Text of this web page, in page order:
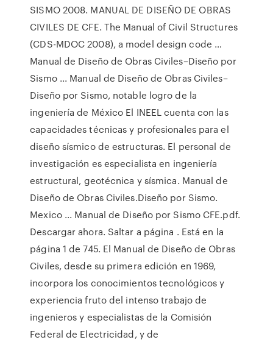
SISMO 2008. MANUAL DE DISEÑO DE OBRAS
CIVILES DE CFE. The Manual of Civil Structures
(CDS-MDOC 2008), a model design code …
Manual de Diseño de Obras Civiles–Diseño por
Sismo ... Manual de Diseño de Obras Civiles–
Diseño por Sismo, notable logro de la
ingeniería de México El INEEL cuenta con las
capacidades técnicas y profesionales para el
diseño sísmico de estructuras. El personal de
investigación es especialista en ingeniería
estructural, geotécnica y sísmica. Manual de
Diseño de Obras Civiles.Diseño por Sismo.
Mexico ... Manual de Diseño por Sismo CFE.pdf.
Descargar ahora. Saltar a página . Está en la
página 1 de 745. El Manual de Diseño de Obras
Civiles, desde su primera edición en 1969,
incorpora los conocimientos tecnológicos y
experiencia fruto del intenso trabajo de
ingenieros y especialistas de la Comisión
Federal de Electricidad, y de